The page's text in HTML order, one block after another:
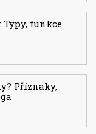
funkce
Příznaky,